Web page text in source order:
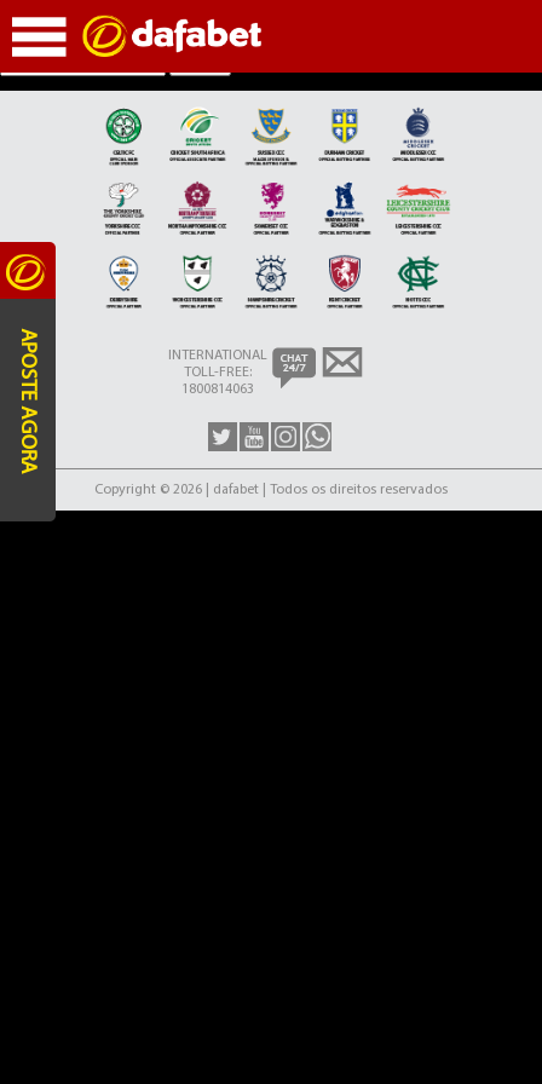
Página Inicial
APOSTE AGORA
INTERNATIONAL
TOLL-FREE:
1800814063
Copyright © 2026 | dafabet | Todos os direitos reservados